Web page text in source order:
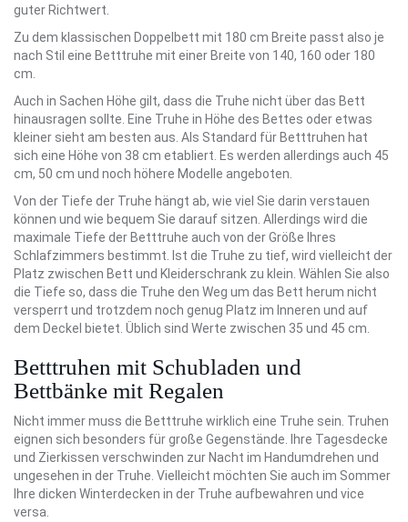
guter Richtwert.
Zu dem klassischen Doppelbett mit 180 cm Breite passt also je
nach Stil eine Betttruhe mit einer Breite von 140, 160 oder 180
cm.
Auch in Sachen Höhe gilt, dass die Truhe nicht über das Bett
hinausragen sollte. Eine Truhe in Höhe des Bettes oder etwas
kleiner sieht am besten aus. Als Standard für Betttruhen hat
sich eine Höhe von 38 cm etabliert. Es werden allerdings auch 45
cm, 50 cm und noch höhere Modelle angeboten.
Von der Tiefe der Truhe hängt ab, wie viel Sie darin verstauen
können und wie bequem Sie darauf sitzen. Allerdings wird die
maximale Tiefe der Betttruhe auch von der Größe Ihres
Schlafzimmers bestimmt. Ist die Truhe zu tief, wird vielleicht der
Platz zwischen Bett und Kleiderschrank zu klein. Wählen Sie also
die Tiefe so, dass die Truhe den Weg um das Bett herum nicht
versperrt und trotzdem noch genug Platz im Inneren und auf
dem Deckel bietet. Üblich sind Werte zwischen 35 und 45 cm.
Betttruhen mit Schubladen und
Bettbänke mit Regalen
Nicht immer muss die Betttruhe wirklich eine Truhe sein. Truhen
eignen sich besonders für große Gegenstände. Ihre Tagesdecke
und Zierkissen verschwinden zur Nacht im Handumdrehen und
ungesehen in der Truhe. Vielleicht möchten Sie auch im Sommer
Ihre dicken Winterdecken in der Truhe aufbewahren und vice
versa.